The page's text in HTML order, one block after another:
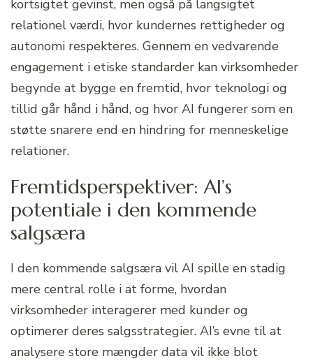
kortsigtet gevinst, men også på langsigtet
relationel værdi, hvor kundernes rettigheder og
autonomi respekteres. Gennem en vedvarende
engagement i etiske standarder kan virksomheder
begynde at bygge en fremtid, hvor teknologi og
tillid går hånd i hånd, og hvor AI fungerer som en
støtte snarere end en hindring for menneskelige
relationer.
Fremtidsperspektiver: AI’s
potentiale i den kommende
salgsæra
I den kommende salgsæra vil AI spille en stadig
mere central rolle i at forme, hvordan
virksomheder interagerer med kunder og
optimerer deres salgsstrategier. AI’s evne til at
analysere store mængder data vil ikke blot